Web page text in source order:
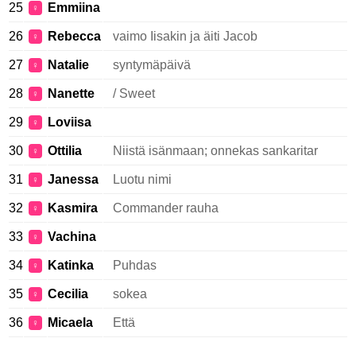
25 ♀ Emmiina
26 ♀ Rebecca vaimo Iisakin ja äiti Jacob
27 ♀ Natalie syntymäpäivä
28 ♀ Nanette / Sweet
29 ♀ Loviisa
30 ♀ Ottilia Niistä isänmaan; onnekas sankaritar
31 ♀ Janessa Luotu nimi
32 ♀ Kasmira Commander rauha
33 ♀ Vachina
34 ♀ Katinka Puhdas
35 ♀ Cecilia sokea
36 ♀ Micaela Että